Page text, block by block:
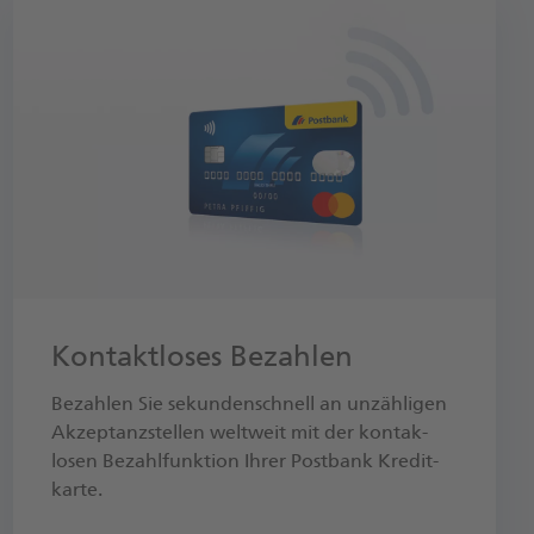
Kontaktloses Bezahlen
Bezahlen Sie sekunden­schnell an unzähligen
Akzeptanz­stellen weltweit mit der kontak­
losen Bezahl­funktion Ihrer Postbank Kredit­
karte.